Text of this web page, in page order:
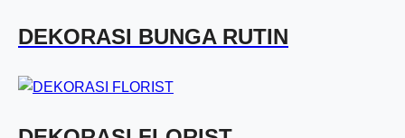
DEKORASI BUNGA RUTIN